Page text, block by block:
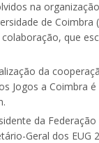
na
de
que
da
Jogos a Coimbra
da
Geral dos